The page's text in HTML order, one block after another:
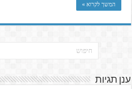
המשך לקרוא »
ענן תגיות